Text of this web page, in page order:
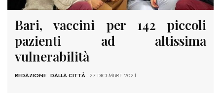
Bari, vaccini per 142 piccoli
pazienti ad altissima
vulnerabilità
REDAZIONE-DALLA CITTÀ- 27 DICEMBRE 2021